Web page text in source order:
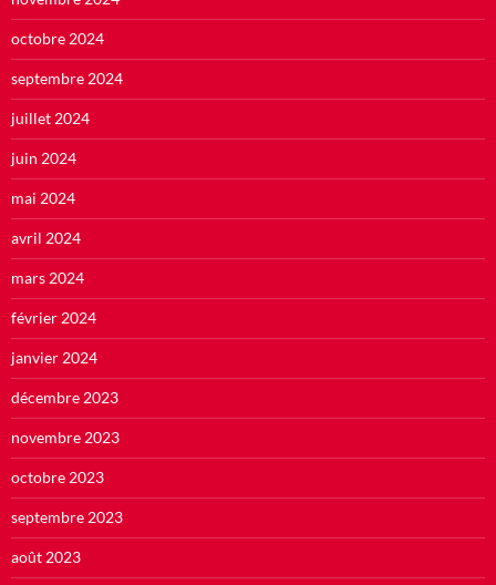
octobre 2024
septembre 2024
juillet 2024
juin 2024
mai 2024
avril 2024
mars 2024
février 2024
janvier 2024
décembre 2023
novembre 2023
octobre 2023
septembre 2023
août 2023